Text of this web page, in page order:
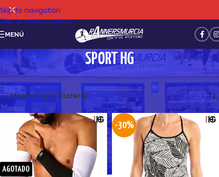
Skip to navigation
Skip to main content
MENÚ
SPORT HG
Mostrando 13–19 de 19 resultados
Mostrar barra lateral
AGOTADO
-30%